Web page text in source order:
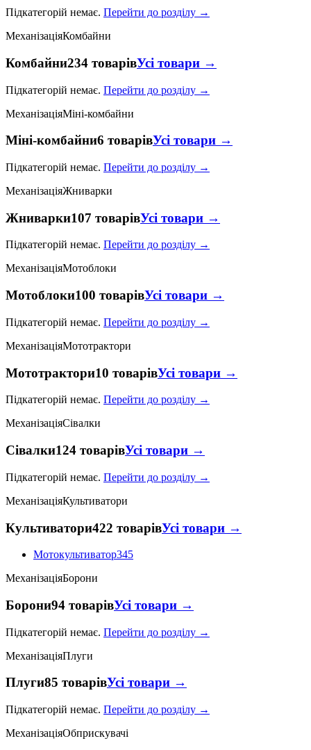
Підкатегорій немає. Перейти до розділу →
МеханізаціяКомбайни
Комбайни234 товарівУсі товари →
Підкатегорій немає. Перейти до розділу →
МеханізаціяМіні-комбайни
Міні-комбайни6 товарівУсі товари →
Підкатегорій немає. Перейти до розділу →
МеханізаціяЖниварки
Жниварки107 товарівУсі товари →
Підкатегорій немає. Перейти до розділу →
МеханізаціяМотоблоки
Мотоблоки100 товарівУсі товари →
Підкатегорій немає. Перейти до розділу →
МеханізаціяМототрактори
Мототрактори10 товарівУсі товари →
Підкатегорій немає. Перейти до розділу →
МеханізаціяСівалки
Сівалки124 товарівУсі товари →
Підкатегорій немає. Перейти до розділу →
МеханізаціяКультиватори
Культиватори422 товарівУсі товари →
Мотокультиватор345
МеханізаціяБорони
Борони94 товарівУсі товари →
Підкатегорій немає. Перейти до розділу →
МеханізаціяПлуги
Плуги85 товарівУсі товари →
Підкатегорій немає. Перейти до розділу →
МеханізаціяОбприскувачі